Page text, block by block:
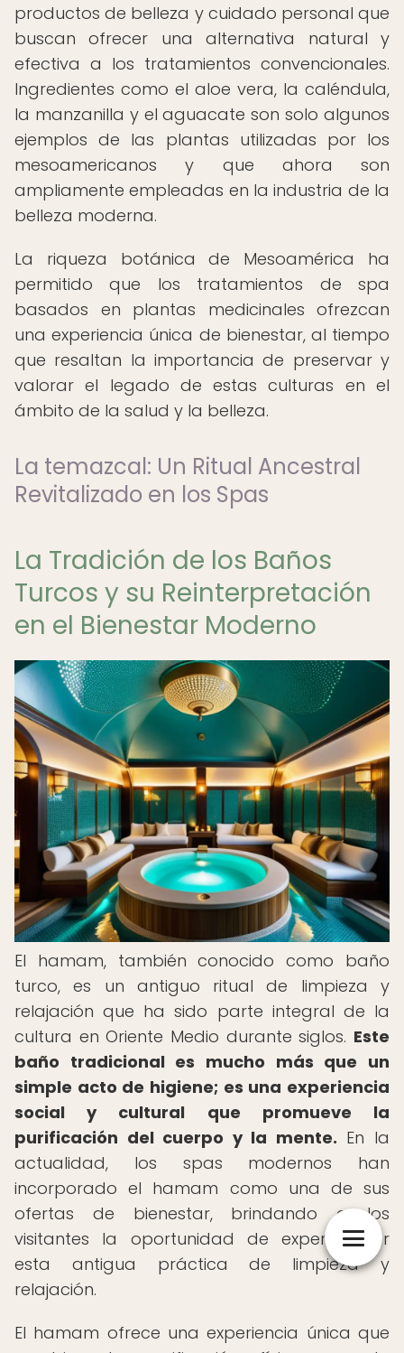
productos de belleza y cuidado personal que
buscan ofrecer una alternativa natural y
efectiva a los tratamientos convencionales.
Ingredientes como el aloe vera, la caléndula,
la manzanilla y el aguacate son solo algunos
ejemplos de las plantas utilizadas por los
mesoamericanos y que ahora son
ampliamente empleadas en la industria de la
belleza moderna.
La riqueza botánica de Mesoamérica ha
permitido que los tratamientos de spa
basados en plantas medicinales ofrezcan
una experiencia única de bienestar, al tiempo
que resaltan la importancia de preservar y
valorar el legado de estas culturas en el
ámbito de la salud y la belleza.
La temazcal: Un Ritual Ancestral
Revitalizado en los Spas
La Tradición de los Baños
Turcos y su Reinterpretación
en el Bienestar Moderno
El hamam, también conocido como baño
turco, es un antiguo ritual de limpieza y
relajación que ha sido parte integral de la
cultura en Oriente Medio durante siglos. Este
baño tradicional es mucho más que un
simple acto de higiene; es una experiencia
social y cultural que promueve la
purificación del cuerpo y la mente. En la
actualidad, los spas modernos han
incorporado el hamam como una de sus
ofertas de bienestar, brindando a los
visitantes la oportunidad de experimentar
esta antigua práctica de limpieza y
relajación.
El hamam ofrece una experiencia única que